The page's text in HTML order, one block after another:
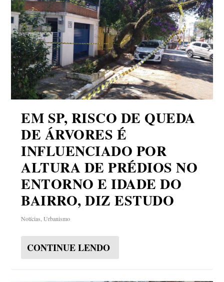
EM SP, RISCO DE QUEDA
DE ÁRVORES É
INFLUENCIADO POR
ALTURA DE PRÉDIOS NO
ENTORNO E IDADE DO
BAIRRO, DIZ ESTUDO
Notícias,Urbanismo
CONTINUE LENDO